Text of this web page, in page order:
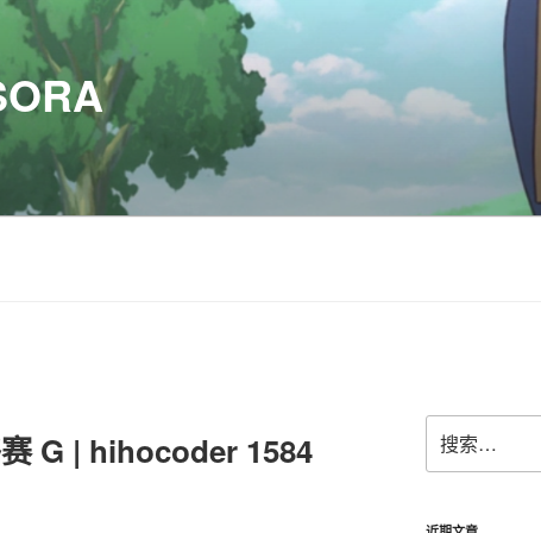
G | hihocoder 1584
索：